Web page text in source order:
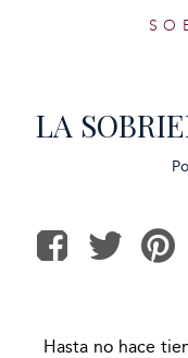
LA
Hasta no hace